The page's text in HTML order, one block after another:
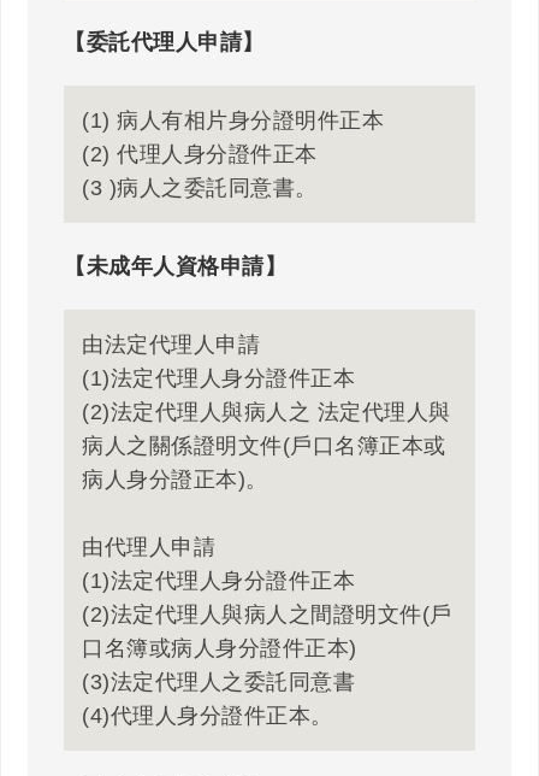
【委託代理人申請】
(1) 病人有相片身分證明件正本
(2) 代理人身分證件正本
(3 )病人之委託同意書。
【未成年人資格申請】
由法定代理人申請
(1)法定代理人身分證件正本
(2)法定代理人與病人之 法定代理人與
病人之關係證明文件(戶口名簿正本或
病人身分證正本)。
由代理人申請
(1)法定代理人身分證件正本
(2)法定代理人與病人之間證明文件(戶
口名簿或病人身分證件正本)
(3)法定代理人之委託同意書
(4)代理人身分證件正本。